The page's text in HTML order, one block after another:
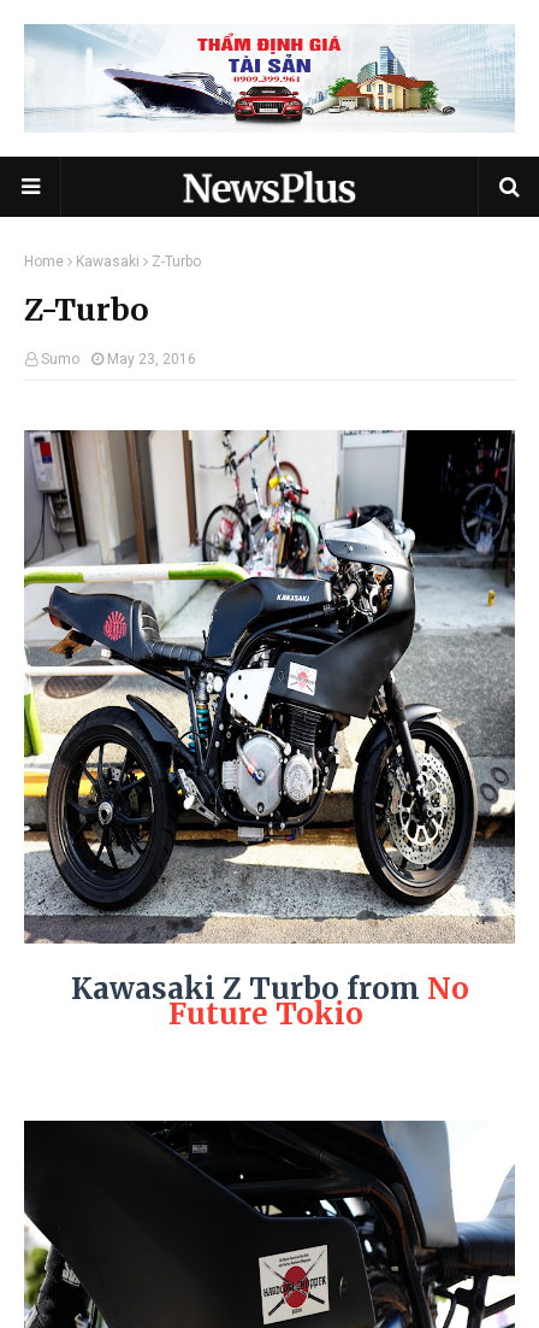
Home Kawasaki Z-Turbo
Z-Turbo
Sumo May 23, 2016
Kawasaki Z Turbo from No
Future Tokio